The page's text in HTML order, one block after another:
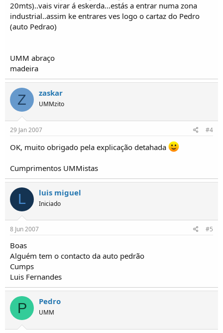
20mts)..vais virar á eskerda...estás a entrar numa zona
industrial..assim ke entrares ves logo o cartaz do Pedro
(auto Pedrao)
UMM abraço
madeira
Z zaskar
UMMzito
29 Jan 2007 #4
OK, muito obrigado pela explicação detahada
Cumprimentos UMMistas
L luis miguel
Iniciado
8 Jun 2007 #5
Boas
Alguém tem o contacto da auto pedrão
Cumps
Luis Fernandes
P Pedro
UMM